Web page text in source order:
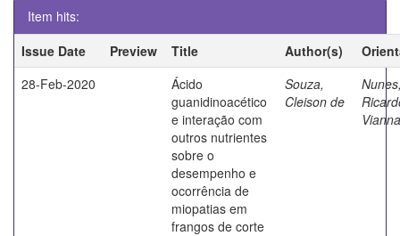
Item hits:
Issue Date
Preview Title Author(s)
28-Feb-2020
Ácido
guanidinoacético
e interação com
outros nutrientes
sobre o
desempenho e
ocorrência de
miopatias em
frangos de corte
Souza,
Cleison de
Vianna